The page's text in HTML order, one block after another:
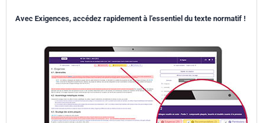
Avec Exigences, accédez rapidement à l’essentiel du texte normatif !